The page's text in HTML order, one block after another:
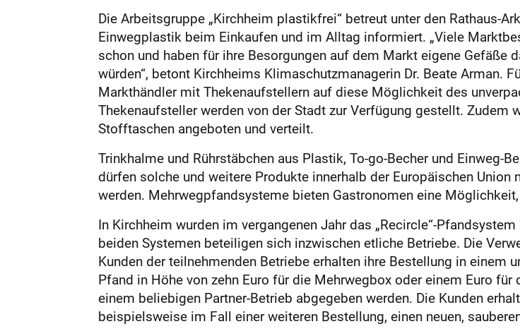
Die Arbeitsgruppe „Kirchheim plastikfrei“ betreut unter den Rathaus-
Einwegplastik beim Einkaufen und im Alltag informiert. „Viele
schon und haben für ihre Besorgungen auf dem Markt eigene Gefäße
würden“, betont Kirchheims Klimaschutz­managerin Dr. Beate Arman.
Markthändler mit Thekenaufstellern auf ­diese Möglichkeit des
Thekenaufsteller werden von der Stadt zur Verfügung gestellt. Zudem
Stofftaschen angeboten und verteilt.
Trinkhalme und Rührstäbchen aus Plas­tik, To-go-Becher und Einweg-
dürfen solche und weitere Produkte innerhalb der Europäischen
werden. Mehrwegpfand­systeme bieten Gastronomen eine
In Kirchheim wurden im vergangenen Jahr das „Recircle“-
beiden Systemen beteiligen sich inzwischen etliche Betriebe. Die
Kunden der teilnehmenden Betriebe erhalten ihre Bestellung in einem
Pfand in Höhe von zehn Euro für die Mehrwegbox oder einem Euro
einem beliebigen Partner-Betrieb abgegeben werden. Die Kunden
beispielsweise im Fall einer weiteren Bestellung, einen neuen,